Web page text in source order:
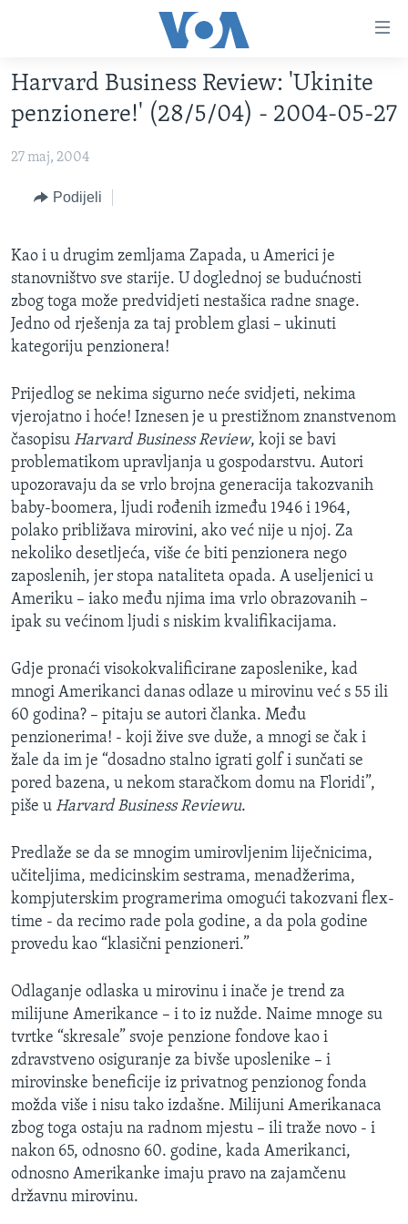
glavni
sadržaj
Pređi
na
navigaciju
na
pretragu
VIDEO
FOTOGRAFIJE DANA
VIJESTI
BOSNA I HERCEGOVINA
SVIJET
SPECIJALNI PROJEKTI
KORUPCIJA
SLOBODA MEDIJA
ŽENSKA STRANA
IZBJEGLIČKA STRANA
MAGAZIN
O GLASU AMERIKE
Learning English
PRATITE NAS
Harvard Business Review: 'Ukinite
penzionere!' (28/5/04) - 2004-05-27
27 maj, 2004
Podijeli
Kao i u drugim zemljama Zapada, u Americi je
stanovništvo sve starije. U doglednoj se budućnosti
zbog toga može predvidjeti nestašica radne snage.
Jedno od rješenja za taj problem glasi – ukinuti
kategoriju penzionera!
Prijedlog se nekima sigurno neće svidjeti, nekima
vjerojatno i hoće! Iznesen je u prestižnom znanstvenom
časopisu Harvard Business Review, koji se bavi
problematikom upravljanja u gospodarstvu. Autori
upozoravaju da se vrlo brojna generacija takozvanih
baby-boomera, ljudi rođenih između 1946 i 1964,
polako približava mirovini, ako već nije u njoj. Za
nekoliko desetljeća, više će biti penzionera nego
zaposlenih, jer stopa nataliteta opada. A useljenici u
Ameriku – iako među njima ima vrlo obrazovanih –
ipak su većinom ljudi s niskim kvalifikacijama.
Gdje pronaći visokokvalificirane zaposlenike, kad
mnogi Amerikanci danas odlaze u mirovinu već s 55 ili
60 godina? – pitaju se autori članka. Među
penzionerima! - koji žive sve duže, a mnogi se čak i
žale da im je “dosadno stalno igrati golf i sunčati se
pored bazena, u nekom staračkom domu na Floridi”,
piše u Harvard Business Reviewu.
Predlaže se da se mnogim umirovljenim liječnicima,
učiteljima, medicinskim sestrama, menadžerima,
kompjuterskim programerima omogući takozvani flex-
time - da recimo rade pola godine, a da pola godine
provedu kao “klasični penzioneri.”
Odlaganje odlaska u mirovinu i inače je trend za
milijune Amerikance – i to iz nužde. Naime mnoge su
tvrtke “skresale” svoje penzione fondove kao i
zdravstveno osiguranje za bivše uposlenike – i
mirovinske beneficije iz privatnog penzionog fonda
možda više i nisu tako izdašne. Milijuni Amerikanaca
zbog toga ostaju na radnom mjestu – ili traže novo - i
nakon 65, odnosno 60. godine, kada Amerikanci,
odnosno Amerikanke imaju pravo na zajamčenu
državnu mirovinu.